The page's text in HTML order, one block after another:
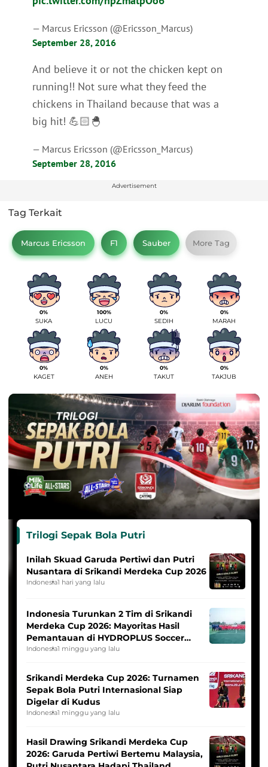
— Marcus Ericsson (@Ericsson_Marcus)
September 28, 2016
And believe it or not the chicken kept on
running!! Not sure what they feed the
chickens in Thailand because that was a
big hit! 💪🏻🐣
— Marcus Ericsson (@Ericsson_Marcus)
September 28, 2016
Advertisement
Tag Terkait
Marcus Ericsson F1 Sauber More Tag
0%
SUKA
100%
LUCU
0%
SEDIH
0%
MARAH
0%
KAGET
0%
ANEH
0%
TAKUT
0%
TAKJUB
Trilogi Sepak Bola Putri
Inilah Skuad Garuda Pertiwi dan Putri
Nusantara di Srikandi Merdeka Cup 2026
Indonesia1 hari yang lalu
Indonesia Turunkan 2 Tim di Srikandi
Merdeka Cup 2026: Mayoritas Hasil
Pemantauan di HYDROPLUS Soccer
League
Indonesia1 minggu yang lalu
Srikandi Merdeka Cup 2026: Turnamen
Sepak Bola Putri Internasional Siap
Digelar di Kudus
Indonesia1 minggu yang lalu
Hasil Drawing Srikandi Merdeka Cup
2026: Garuda Pertiwi Bertemu Malaysia,